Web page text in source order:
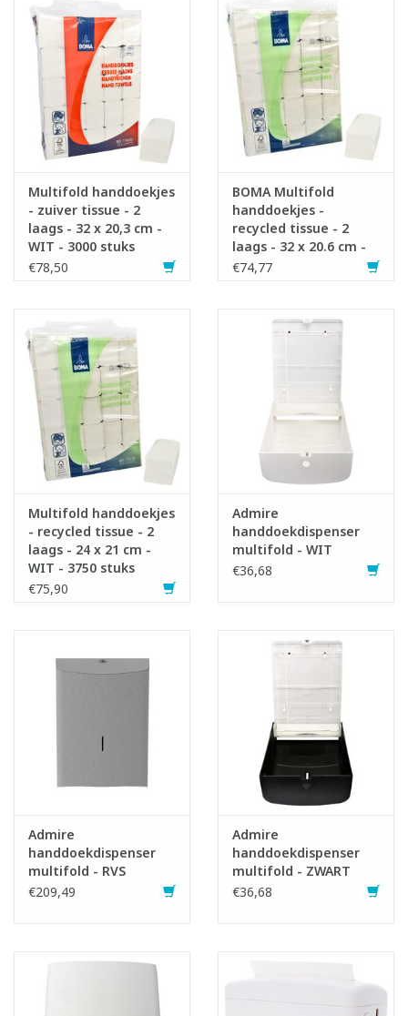
Infofiche
Multifold handdoekjes
- zuiver tissue - 2
laags - 32 x 20,3 cm -
WIT - 3000 stuks
(25x120)
€78,50
BOMA Multifold
handdoekjes -
recycled tissue - 2
laags - 32 x 20.6 cm -
WIT - 3000 stuks
€74,77
Multifold handdoekjes
- recycled tissue - 2
laags - 24 x 21 cm -
WIT - 3750 stuks
(25x150)
€75,90
Admire
handdoekdispenser
multifold - WIT
€36,68
Admire
handdoekdispenser
multifold - RVS
€209,49
Admire
handdoekdispenser
multifold - ZWART
€36,68